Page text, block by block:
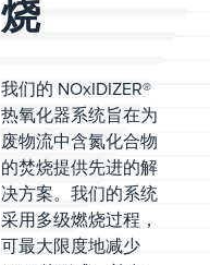
烧
我们的 NOxIDIZER®
热氧化器系统旨在为
废物流中含氮化合物
的焚烧提供先进的解
决方案。我们的系统
采用多级燃烧过程，
可最大限度地减少